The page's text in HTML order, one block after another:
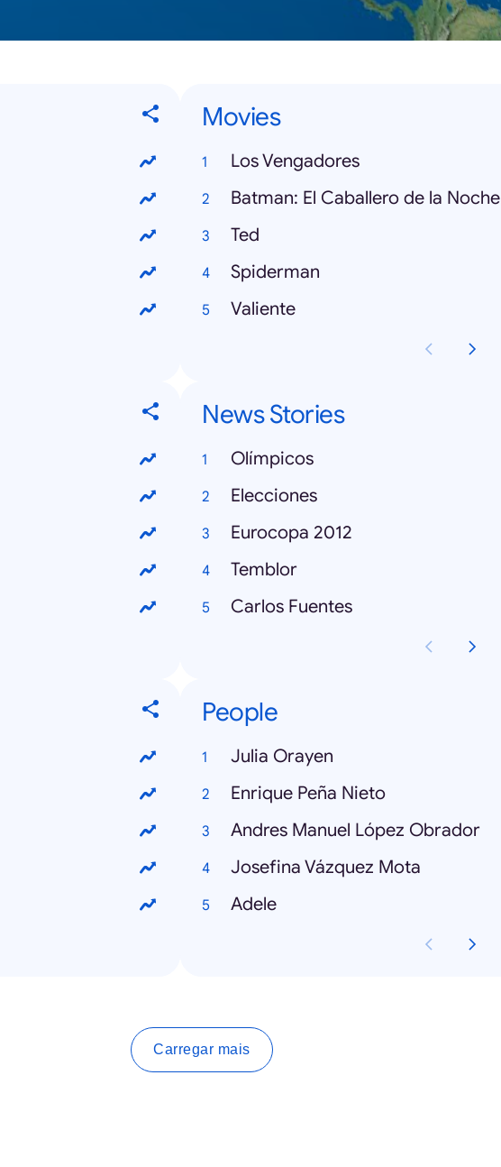
Movies
Los Vengadores
Batman: El Caballero de la Noche
Ted
Spiderman
Valiente
News Stories
Olímpicos
Elecciones
Eurocopa 2012
Temblor
Carlos Fuentes
People
Julia Orayen
Enrique Peña Nieto
Andres Manuel López Obrador
Josefina Vázquez Mota
Adele
Carregar mais